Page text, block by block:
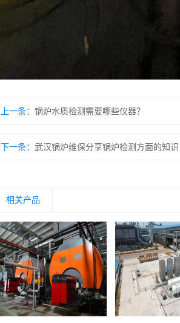
上一条： 锅炉水质检测需要哪些仪器？
下一条： 武汉锅炉维保分享锅炉检测方面的知识
相关产品